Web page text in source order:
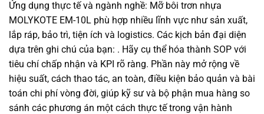
Ứng dụng thực tế và ngành nghề: Mỡ bôi trơn nhựa
MOLYKOTE EM-10L phù hợp nhiều lĩnh vực như sản xuất,
lắp ráp, bảo trì, tiện ích và logistics. Các kịch bản đại diện
dựa trên ghi chú của bạn: . Hãy cụ thể hóa thành SOP với
tiêu chí chấp nhận và KPI rõ ràng. Phần này mở rộng về
hiệu suất, cách thao tác, an toàn, điều kiện bảo quản và bài
toán chi phí vòng đời, giúp kỹ sư và bộ phận mua hàng so
sánh các phương án một cách thực tế trong vận hành